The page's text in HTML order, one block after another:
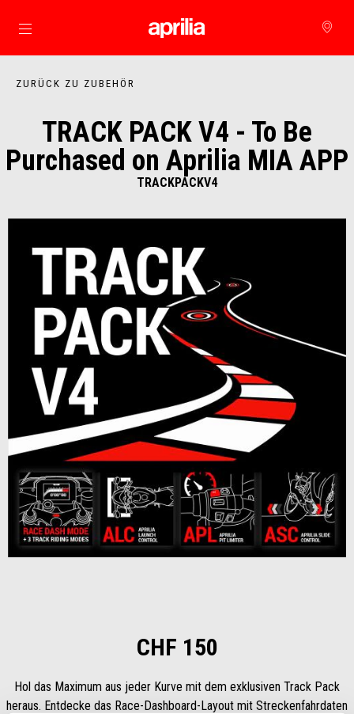
Skip to content
ZURÜCK ZU ZUBEHÖR
TRACK PACK V4 - To Be
Purchased on Aprilia MIA APP
TRACKPACKV4
Item
CHF 150
Hol das Maximum aus jeder Kurve mit dem exklusiven Track Pack
heraus. Entdecke das Race-Dashboard-Layout mit Streckenfahrdaten